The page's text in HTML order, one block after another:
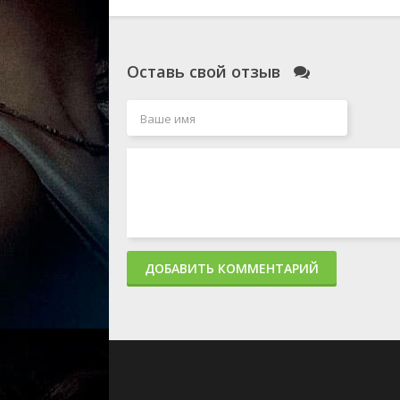
Оставь свой отзыв
ДОБАВИТЬ КОММЕНТАРИЙ